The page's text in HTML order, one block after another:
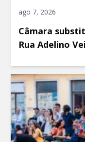
ago 7, 2026
Câmara
Rua Adelino